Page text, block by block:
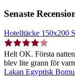
Senaste
Hotelltäcke 150x200
Helt OK. Första
blev lite grann för
Lakan Egyptisk